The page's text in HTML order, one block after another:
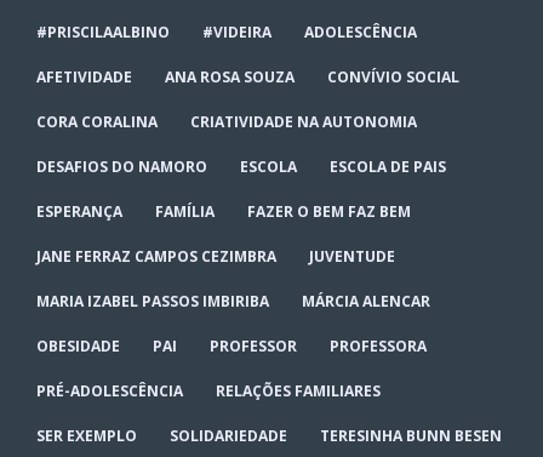
#PRISCILAALBINO #VIDEIRA ADOLESCÊNCIA
AFETIVIDADE ANA ROSA SOUZA CONVÍVIO SOCIAL
CORA CORALINA CRIATIVIDADE NA AUTONOMIA
DESAFIOS DO NAMORO ESCOLA ESCOLA DE PAIS
ESPERANÇA FAMÍLIA FAZER O BEM FAZ BEM
JANE FERRAZ CAMPOS CEZIMBRA JUVENTUDE
MARIA IZABEL PASSOS IMBIRIBA MÁRCIA ALENCAR
OBESIDADE PAI PROFESSOR PROFESSORA
PRÉ-ADOLESCÊNCIA RELAÇÕES FAMILIARES
SER EXEMPLO SOLIDARIEDADE TERESINHA BUNN BESEN